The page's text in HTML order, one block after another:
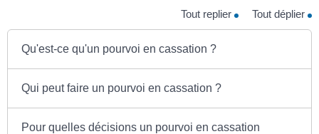
Tout replier Tout déplier
Qu'est-ce qu'un pourvoi en cassation ?
Qui peut faire un pourvoi en cassation ?
Pour quelles décisions un pourvoi en cassation